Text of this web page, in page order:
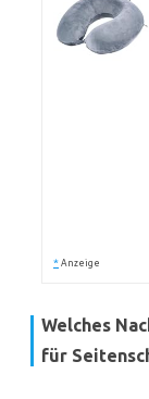
* Anzeige
Welches
für